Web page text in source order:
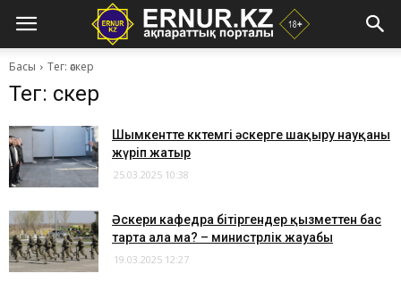
Басы Тег: әскер
Тег: әскер
Шымкентте көктемгі әскерге шақыру науқаны
жүріп жатыр
25.03.2025 10:38
Әскери кафедра бітіргендер қызметтен бас
тарта ала ма? – министрлік жауабы
19.03.2025 12:27